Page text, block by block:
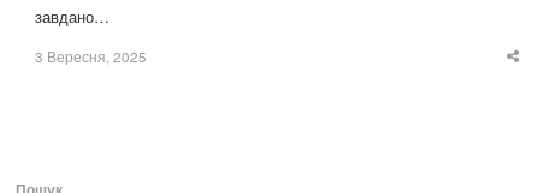
завдано…
3 Вересня, 2025